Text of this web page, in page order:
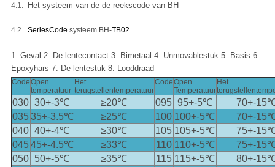
4.1. Het systeem van de de reekscode van BH
4.2. SeriesCode systeem BH-TB02
1. Geval 2. De lentecontact 3. Bimetaal 4. Unmovablestuk 5. Basis 6.
Epoxyhars 7. De lentestuk 8. Looddraad
CodeOpen
temperatuur
Het
terugstellentemperatuur
CodeOpen
Temperatuur
Het
030 30+-3℃ ≥20℃ 095 95+-5℃
70+-
035 35+-3.5℃ ≥25℃ 100 100+-5℃
70+-
040 40+-4℃ ≥30℃ 105 105+-5℃
75+-
045 45+-4.5℃ ≥33℃ 110 110+-5℃
75+-
050 50+-5℃ ≥35℃ 115 115+-5℃
80+-